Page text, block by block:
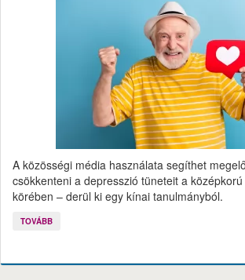
A közösségi média használata segíthet
csökkenteni a depresszió tüneteit a
körében – derül ki egy kínai tanulmányból.
TOVÁBB